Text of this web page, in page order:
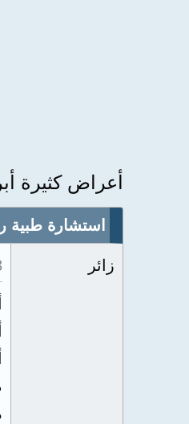
أعراض كثيرة
استشارة طبية رقم
زائر 3